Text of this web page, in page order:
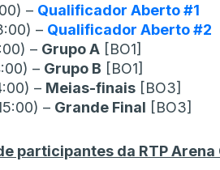
– Qualificador Aberto #1
– Qualificador Aberto #2
– Grupo A [BO1]
– Grupo B [BO1]
– Meias-finais [BO3]
– Grande Final [BO3]
participantes da RTP